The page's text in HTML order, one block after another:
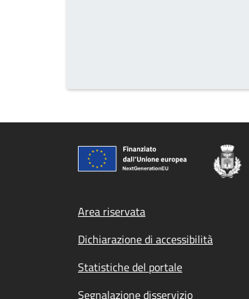
Footer menu
Area riservata
Dichiarazione di accessibilità
Statistiche del portale
Segnalazione disservizio